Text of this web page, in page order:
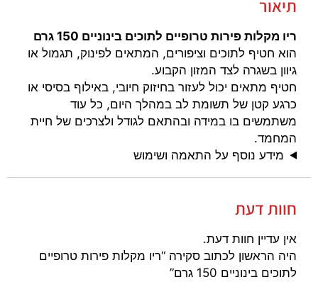
תיאור
ריו מקלות פירות טרופיים לתוכים בינוניים 150 גרם
הוא חטיף לתוכים וציפורים, המתאים לפינוק, תגמול או
גיוון בשגרה לצד המזון הקבוע.
חטיף מתאים יכול לעזור בחיזוק חיובי, באילוף בסיסי או
כרגע קטן של תשומת לב במהלך היום, כל עוד
משתמשים בו במידה ובהתאם לגודל ולצרכים של חיית
המחמד.
מידע נוסף על התאמה ושימוש
חוות דעת
אין עדיין חוות דעת.
היה הראשון לכתוב סקירה “ריו מקלות פירות טרופיים
לתוכים בינוניים 150 גרם”